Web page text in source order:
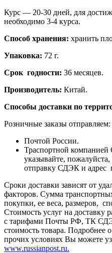
Курс — 20-30 дней, для
необходимо 3-4 курса.
Способ хранения: хранить
Упаковка: 72 г.
Срок годности: 36 месяцев.
Производитель: Китай.
Способы доставки по
Розничные заказы отправляем:
Почтой России.
Траспортной
указывайте,
отправку СДЭК и адрес
Сроки доставки зависят от
факторов. Сумма
покупки, ее веса, размеров,
Стоимость услуг на доставку
с тарифами Почты РФ, ТК
стоимость товара. Подробнее
прочих условиях Вы можете
www.russianpost.ru.